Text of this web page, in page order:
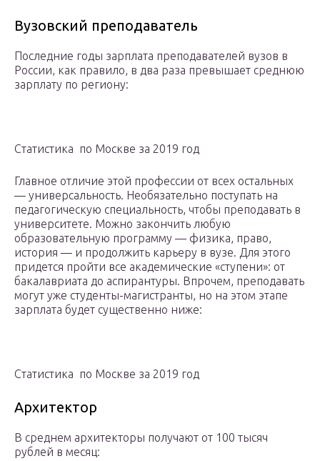
Вузовский преподаватель
Последние годы зарплата преподавателей вузов в
России, как правило, в два раза превышает среднюю
зарплату по региону:
Статистика по Москве за 2019 год
Главное отличие этой профессии от всех остальных
— универсальность. Необязательно поступать на
педагогическую специальность, чтобы преподавать в
университете. Можно закончить любую
образовательную программу — физика, право,
история — и продолжить карьеру в вузе. Для этого
придется пройти все академические «ступени»: от
бакалавриата до аспирантуры. Впрочем, преподавать
могут уже студенты-магистранты, но на этом этапе
зарплата будет существенно ниже:
Статистика по Москве за 2019 год
Архитектор
В среднем архитекторы получают от 100 тысяч
рублей в месяц: